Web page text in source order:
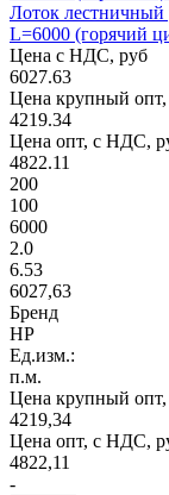
Лоток
L=6000 (горячий
Цена с НДС, руб
6027.63
Цена крупный
4219.34
Цена опт, с НДС,
4822.11
200
100
6000
2.0
6.53
6027,63
Бренд
НР
Ед.изм.:
п.м.
Цена крупный
4219,34
Цена опт, с НДС,
4822,11
-